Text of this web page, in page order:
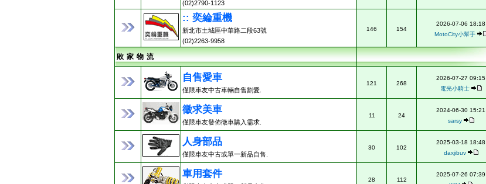
(02)2790-1123
:: 奕綸重機
新北市土城區中華路二段63號
(02)2263-9958
146 154
2026-07-06 18:18
MotoCity小幫手
敗 家 物 流
自售愛車
僅限車友中古車輛自售割愛.
121 268
2026-07-27 09:15
電光小騎士
徵求美車
僅限車友發佈徵車購入需求.
11 24
2024-06-30 15:21
sarsy
人身部品
僅限車友中古或單一新品自售.
30 102
2025-03-18 18:48
daxjibuv
車用套件
28 112
2025-07-26 07:39